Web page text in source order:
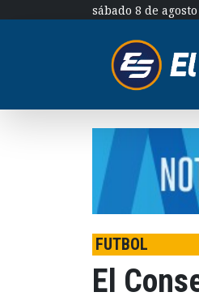
sábado 8 de
FUTBOL
El